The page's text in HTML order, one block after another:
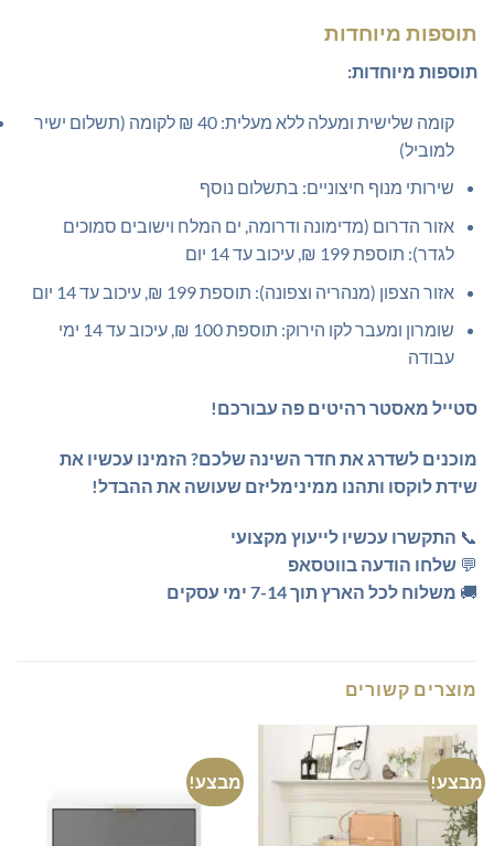
תוספות מיוחדות
תוספות מיוחדות:
קומה שלישית ומעלה ללא מעלית: 40 ₪ לקומה (תשלום ישיר
למוביל)
שירותי מנוף חיצוניים: בתשלום נוסף
אזור הדרום (מדימונה ודרומה, ים המלח וישובים סמוכים
לגדר): תוספת 199 ₪, עיכוב עד 14 יום
אזור הצפון (מנהריה וצפונה): תוספת 199 ₪, עיכוב עד 14 יום
שומרון ומעבר לקו הירוק: תוספת 100 ₪, עיכוב עד 14 ימי
עבודה
סטייל מאסטר רהיטים פה עבורכם!
מוכנים לשדרג את חדר השינה שלכם? הזמינו עכשיו את
שידת לוקסו ותהנו ממינימליזם שעושה את ההבדל!
📞 התקשרו עכשיו לייעוץ מקצועי
💬 שלחו הודעה בווטסאפ
🚚 משלוח לכל הארץ תוך 7-14 ימי עסקים
מוצרים קשורים
מבצע! מבצע!